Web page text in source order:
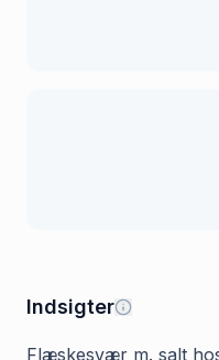
Indsigter
Flæskesvær m. salt